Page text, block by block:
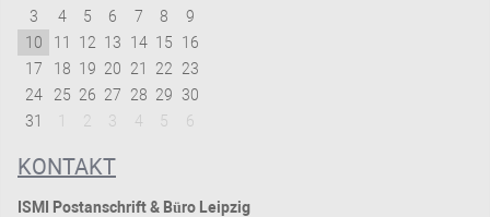
3
4 5 6 7 8
9
10
11 12 13 14 15
16
17
18 19 20 21 22
23
24
25 26 27 28 29 30
31
2 3 4 5 6
KONTAKT
ISMI Postanschrift & Büro Leipzig